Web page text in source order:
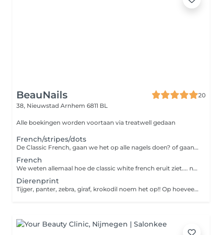
BeauNails
20
38, Nieuwstad Arnhem 6811 BL
Alle boekingen worden voortaan via treatwell gedaan
French/stripes/dots
De Classic French, gaan we het op alle nagels doen? of gaan we het combineren met andere nail art? komt er meer nail art bij vergeet dan niet deze extra te boeken<3 Let op! chrome french valt onder level 2 nail art, boek de chrome nog extra erbij , deze vind je bij categorie nail art level 2
French
We weten allemaal hoe de classic white french eruit ziet.... now lets spice it up a bit more French in verschillende kleuren, een dubbele french, alle nagels een andere kleur french... noem het maar op!! selecteer op hoeveel vingers we het gaan doen<3
Dierenprint
Tijger, panter, zebra, giraf, krokodil noem het op!! Op hoeveel nagels durf jij het aan?